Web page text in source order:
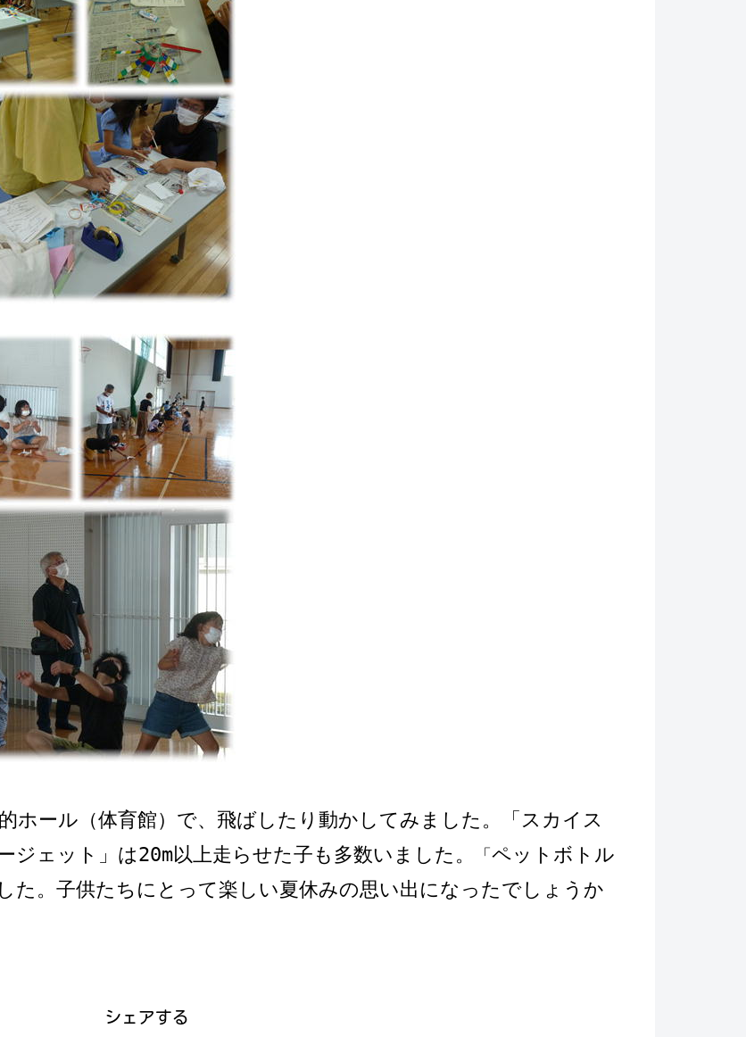
ホール（体育館）で、飛ばしたり動かしてみました。「スカイス
ェット」は20m以上走らせた子も多数いました。
「ペットボトル
た。子供たちにとって楽しい夏休みの思い出になったでしょうか
シェアする